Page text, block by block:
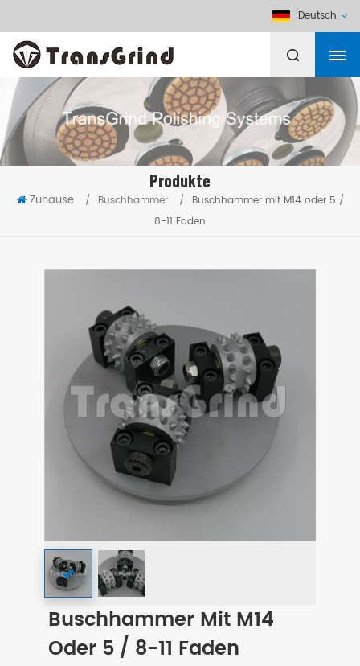
Deutsch
Produkte
Zuhause / Buschhammer /
Buschhammer mit M14 oder 5 /
8-11 Faden
Buschhammer Mit M14
Oder 5 / 8-11 Faden